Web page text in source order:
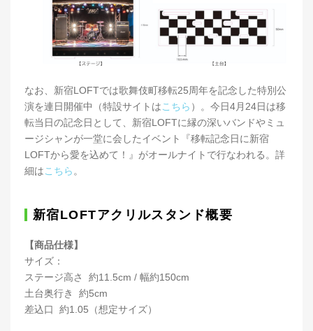
なお、新宿LOFTでは歌舞伎町移転25周年を記念した特別公
演を連日開催中（特設サイトはこちら ）。今日4月24日は移
転当日の記念日として、新宿LOFTに縁の深いバンドやミュ
ージシャンが一堂に会したイベント『移転記念日に新宿
LOFTから愛を込めて！』がオールナイトで行なわれる。詳
細はこちら 。
新宿LOFTアクリルスタンド概要
【商品仕様】
サイズ：
ステージ高さ 約11.5cm / 幅約150cm
土台奥行き 約5cm
差込口 約1.05（想定サイズ）